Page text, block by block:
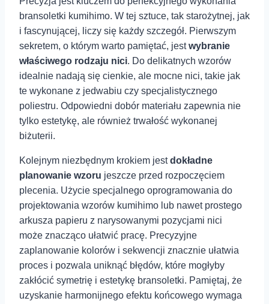
bransoletki kumihimo. W tej sztuce, tak starożytnej, jak
i fascynującej,‍ liczy się każdy ⁣szczegół. ‍Pierwszym
sekretem, o ‍którym warto pamiętać, jestwybranie‍
właściwego rodzaju nici. Do delikatnych wzorów
idealnie nadają się cienkie, ale mocne nici, takie jak
te wykonane z jedwabiu czy specjalistycznego
poliestru. Odpowiedni dobór materiału zapewnia nie
tylko estetykę, ale również trwałość wykonanej
biżuterii.
Kolejnym niezbędnym krokiem jestdokładne
planowanie wzoru jeszcze przed rozpoczęciem⁤
plecenia. Użycie specjalnego oprogramowania do
projektowania wzorów kumihimo lub nawet prostego
‍arkusza papieru ‍z narysowanymi pozycjami nici
może znacząco ułatwić pracę. Precyzyjne
zaplanowanie kolorów i sekwencji znacznie ułatwia
proces i⁣ pozwala uniknąć błędów, które mogłyby
zakłócić symetrię i estetykę bransoletki. Pamiętaj, że
uzyskanie harmonijnego efektu końcowego wymaga